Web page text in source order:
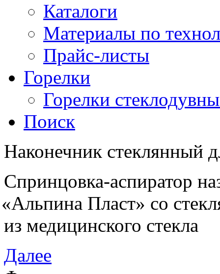
Каталоги
Материалы по
Прайс-листы
Горелки
Горелки
Поиск
Наконечник стеклянный
Спринцовка-аспиратор
«Альпина Пласт» со
из медицинского стекла
Далее